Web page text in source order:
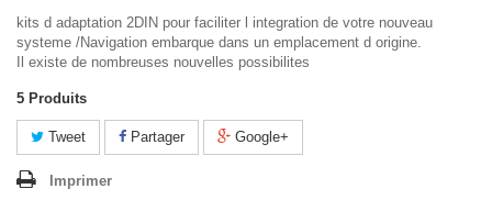
kits d adaptation 2DIN pour faciliter l integration de votre nouveau
systeme /Navigation embarque dans un emplacement d origine.
Il existe de nombreuses nouvelles possibilites
5 Produits
Tweet Partager Google+
Imprimer